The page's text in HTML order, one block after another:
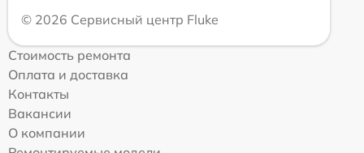
© 2026 Сервисный центр Fluke
Стоимость ремонта
Оплата и доставка
Контакты
Вакансии
О компании